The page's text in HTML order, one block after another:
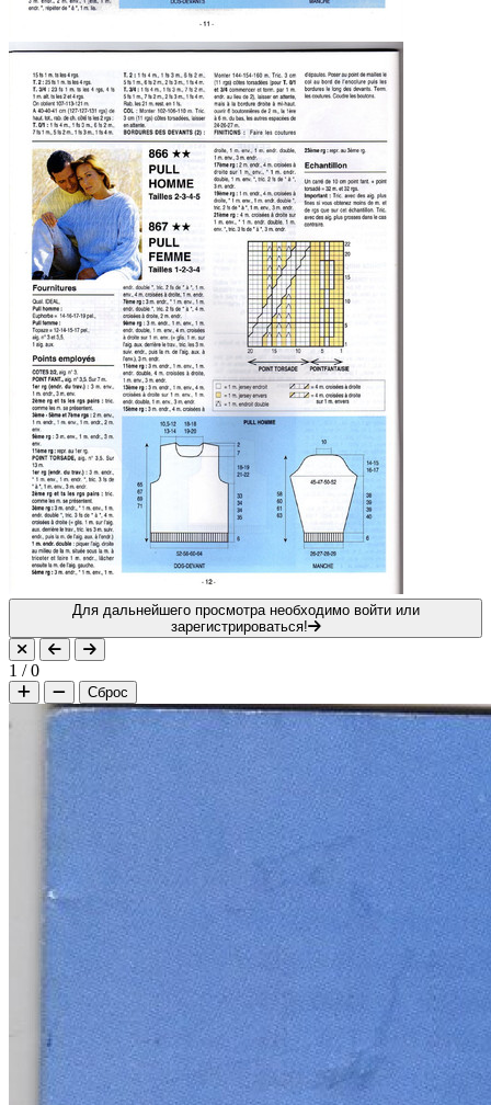
Для дальнейшего просмотра необходимо войти или
зарегистрироваться!
1 /0
Сброс